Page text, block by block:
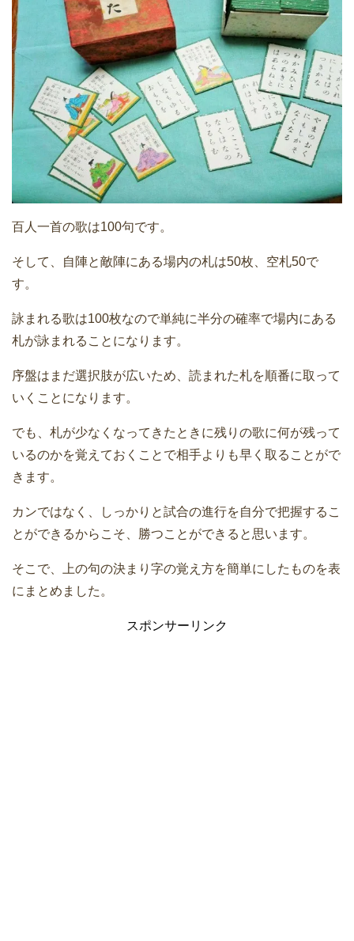
百人一首の歌は100句です。
そして、自陣と敵陣にある場内の札は50枚、空札50で
す。
詠まれる歌は100枚なので単純に半分の確率で場内にある
札が詠まれることになります。
序盤はまだ選択肢が広いため、読まれた札を順番に取って
いくことになります。
でも、札が少なくなってきたときに残りの歌に何が残って
いるのかを覚えておくことで相手よりも早く取ることがで
きます。
カンではなく、しっかりと試合の進行を自分で把握するこ
とができるからこそ、勝つことができると思います。
そこで、上の句の決まり字の覚え方を簡単にしたものを表
にまとめました。
スポンサーリンク